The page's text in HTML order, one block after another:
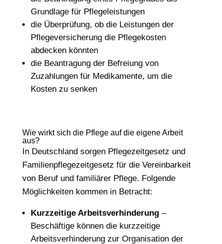
Grundlage für Pflegeleistungen
die Überprüfung, ob die Leistungen der
Pflegeversicherung die Pflegekosten
abdecken könnten
die Beantragung der Befreiung von
Zuzahlungen für Medikamente, um die
Kosten zu senken
Wie wirkt sich die Pflege auf die eigene Arbeit
aus?
In Deutschland sorgen Pflegezeitgesetz und
Familienpflegezeitgesetz für die Vereinbarkeit
von Beruf und familiärer Pflege. Folgende
Möglichkeiten kommen in Betracht:
Kurzzeitige Arbeitsverhinderung–
Beschäftige können die kurzzeitige
Arbeitsverhinderung zur Organisation der